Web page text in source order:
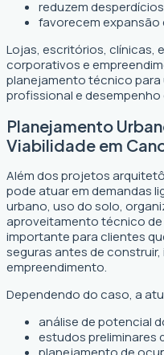
reduzem
favorecem
Lojas, escritórios, clínicas,
corporativos e
planejamento técnico para
profissional e desempenho
Planejamento
Viabilidade em
Além dos projetos
pode atuar em demandas
urbano, uso do solo,
aproveitamento técnico de
importante para clientes
seguras antes de
empreendimento.
Dependendo do caso, a
análise de potencial
estudos preliminares